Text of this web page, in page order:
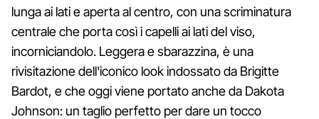
lunga ai lati e aperta al centro, con una scriminatura
centrale che porta così i capelli ai lati del viso,
incorniciandolo. Leggera e sbarazzina, è una
rivisitazione dell'iconico look indossato da Brigitte
Bardot, e che oggi viene portato anche da Dakota
Johnson: un taglio perfetto per dare un tocco